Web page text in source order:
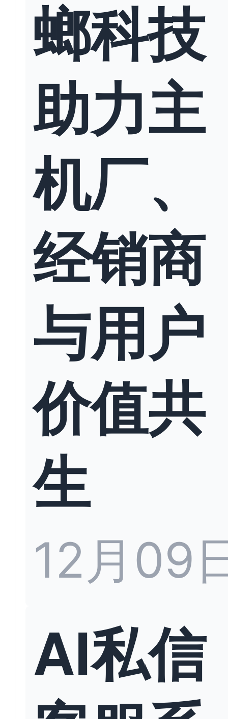
螂科技
助力主
机厂、
经销商
与用户
价值共
生
12月09
AI私信